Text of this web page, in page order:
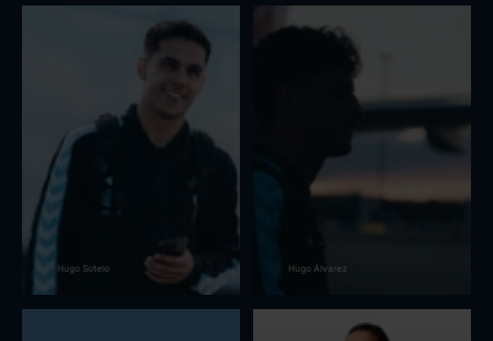
Hugo Sotelo Hugo Álvarez